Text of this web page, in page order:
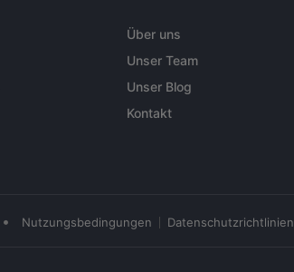
Über uns
Unser Team
Unser Blog
Kontakt
• Nutzungsbedingungen Datenschutzrichtlinien